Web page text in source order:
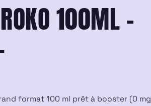
100ML –
format 100 ml prêt à booster (0 mg